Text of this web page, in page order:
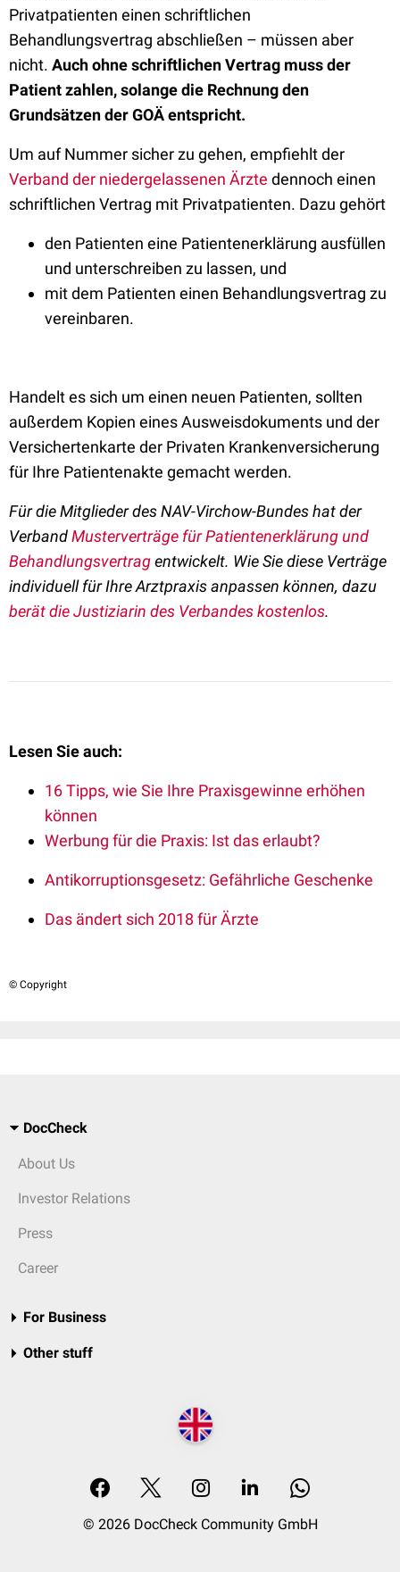
Privatpatienten einen schriftlichen
Behandlungsvertrag abschließen – müssen aber
nicht. Auch ohne schriftlichen Vertrag muss der
Patient zahlen, solange die Rechnung den
Grundsätzen der GOÄ entspricht.
Um auf Nummer sicher zu gehen, empfiehlt der
Verband der niedergelassenen Ärzte dennoch einen
schriftlichen Vertrag mit Privatpatienten. Dazu gehört
den Patienten eine Patientenerklärung ausfüllen
und unterschreiben zu lassen, und
mit dem Patienten einen Behandlungsvertrag zu
vereinbaren.
Handelt es sich um einen neuen Patienten, sollten
außerdem Kopien eines Ausweisdokuments und der
Versichertenkarte der Privaten Krankenversicherung
für Ihre Patientenakte gemacht werden.
Für die Mitglieder des NAV-Virchow-Bundes hat der
VerbandMusterverträge für Patientenerklärung und
Behandlungsvertragentwickelt. Wie Sie diese Verträge
individuell für Ihre Arztpraxis anpassen können, dazu
berät die Justiziarin des Verbandes kostenlos.
Lesen Sie auch:
16 Tipps, wie Sie Ihre Praxisgewinne erhöhen
können
Werbung für die Praxis: Ist das erlaubt?
Antikorruptionsgesetz: Gefährliche Geschenke
Das ändert sich 2018 für Ärzte
© Copyright
DocCheck
About Us
Investor Relations
Press
Career
For Business
Other stuff
© 2026 DocCheck Community GmbH